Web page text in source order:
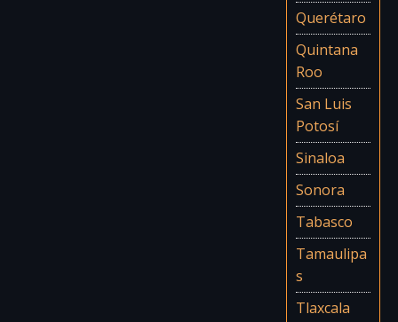
Querétaro
Quintana
Roo
San Luis
Potosí
Sinaloa
Sonora
Tabasco
Tamaulipa
s
Tlaxcala